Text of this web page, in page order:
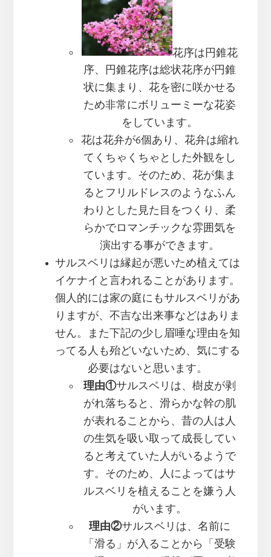
花序は円錐花
序、円錐花序は総状花序が円錐
状に集まり、花を密に咲かせる
ため非常にボリューミーな花姿
をしています。
花は花弁が6個あり、花弁は縮れ
てくちゃくちゃとした外観をし
ています。そのため、花が集ま
るとフリルドレスのようなふん
わりとした見た目をつくり、柔
らかでロマンチックな雰囲気を
演出する事ができます。
サルスベリは縁起が悪いため植えては
イケナイと言われることがあります。
個人的には家の庭にもサルスベリがあ
りますが、不吉な出来事などはありま
せん。また下記の少し眉唾な理由を知
ってる人も殆どいないため、気にする
必要はないと思います。
理由①サルスベリは、樹皮が剥
がれ落ちると、滑らかな幹の肌
が表れることから、昔の人は人
の生気を吸い取って成長してい
ると考えていた人がいるようで
す。そのため、人によってはサ
ルスベリを植えることを嫌う人
がいます。
理由②サルスベリは、名前に
「滑る」が入ることから「受験